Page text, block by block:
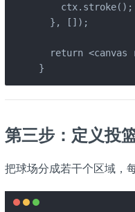
    ctx.stroke();
  }, []);
return <canvas
}
第三步：定义投
把球场分成若干个区域，